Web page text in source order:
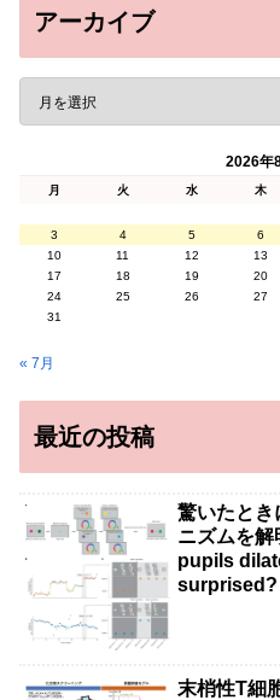
アーカイブ
2026年
月 火 水 木
3
4 5 6
10
11 12 13
17
18 19 20
24
25 26 27
31
« 7月
最近の投稿
驚いたとき
ニズムを
pupils
末梢性T細